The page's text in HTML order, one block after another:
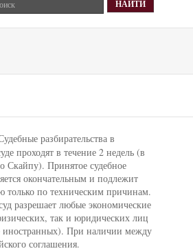
разбирательства в
проходят в течение 2 недель (в
Скайпу). Принятое судебное
окончательным и подлежит
только по техническим причинам.
разрешает любые экономические
так и юридических лиц
иностранных). При наличии между
соглашения.